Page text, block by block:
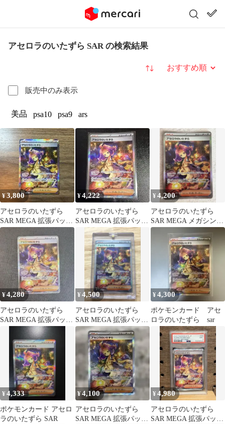
アセロラのいたずら SAR の検索結果
販売中のみ表示
並び替え
美品 psa10 psa9 ars
¥3,800
アセロラのいたずら
SAR MEGA 拡張パック
メガシンフォニア キラ
09…
¥4,222
アセロラのいたずら
SAR MEGA 拡張パック
メガシンフォニア キラ
09…
¥4,200
アセロラのいたずら
SAR MEGA メガシンフ
ォニア キラ 090/063
¥4,280
アセロラのいたずら
SAR MEGA 拡張パック
メガシンフォニア キラ
09…
¥4,500
アセロラのいたずら
SAR MEGA 拡張パック
メガシンフォニア キラ
09…
¥4,300
ポケモンカード アセ
ロラのいたずら sar
¥4,333
ポケモンカード アセロ
ラのいたずら SAR
¥4,100
アセロラのいたずら
SAR MEGA 拡張パック
¥4,980
アセロラのいたずら
SAR MEGA 拡張パック